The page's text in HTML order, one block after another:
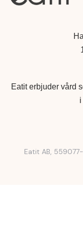
Eatit erbjuder vård
i
Eatit AB,